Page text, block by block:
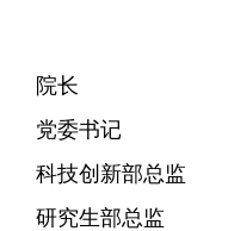
院长
党委书记
科技创新部总监
研究生部总监